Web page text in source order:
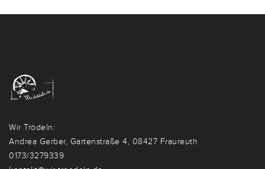
Wir Trödeln:
Andrea Gerber, Gartenstraße 4, 08427 Fraureuth
0173/3279339